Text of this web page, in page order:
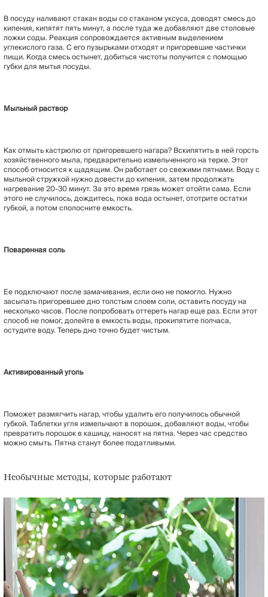
В посуду наливают стакан воды со стаканом уксуса, доводят смесь до
кипения, кипятят пять минут, а после туда же добавляют две столовые
ложки соды. Реакция сопровождается активным выделением
углекислого газа. С его пузырьками отходят и пригоревшие частички
пищи. Когда смесь остынет, добиться чистоты получится с помощью
губки для мытья посуды.
Мыльный раствор
Как отмыть кастрюлю от пригоревшего нагара? Вскипятить в ней горсть
хозяйственного мыла, предварительно измельченного на терке. Этот
способ относится к щадящим. Он работает со свежими пятнами. Воду с
мыльной стружкой нужно довести до кипения, затем продолжать
нагревание 20-30 минут. За это время грязь может отойти сама. Если
этого не случилось, дождитесь, пока вода остынет, ототрите остатки
губкой, а потом сполосните емкость.
Поваренная соль
Ее подключают после замачивания, если оно не помогло. Нужно
засыпать пригоревшее дно толстым слоем соли, оставить посуду на
несколько часов. После попробовать оттереть нагар еще раз. Если этот
способ не помог, долейте в емкость воды, прокипятите полчаса,
остудите воду. Теперь дно точно будет чистым.
Активированный уголь
Поможет размягчить нагар, чтобы удалить его получилось обычной
губкой. Таблетки угля измельчают в порошок, добавляют воды, чтобы
превратить порошок в кашицу, наносят на пятна. Через час средство
можно смыть. Пятна станут более податливыми.
Необычные методы, которые работают